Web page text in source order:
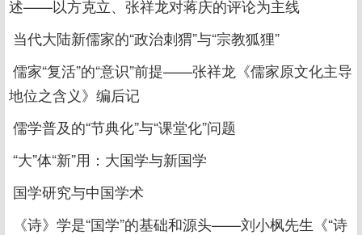
述——以方克立、张祥龙对蒋庆的评论为主线
当代大陆新儒家的“政治刺猬”与“宗教狐狸”
儒家“复活”的“意识”前提——张祥龙《儒家原文化主导
地位之含义》编后记
儒学普及的“节典化”与“课堂化”问题
“大”体“新”用：大国学与新国学
国学研究与中国学术
《诗》学是“国学”的基础和源头——刘小枫先生《“诗